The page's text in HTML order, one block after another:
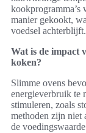
kookprogramma’s
manier gekookt,
voedsel achterblijft.
Wat is de impact
koken?
Slimme ovens
energieverbruik te
stimuleren, zoals
methoden zijn niet
de